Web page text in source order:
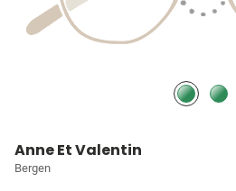
Anne Et Valentin
Bergen